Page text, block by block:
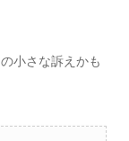
小さな訴えかも